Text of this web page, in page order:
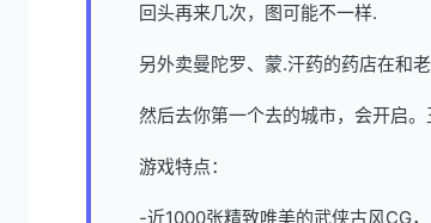
回头再来几次，图可能不一样.
另外卖曼陀罗、蒙.汗药的药店在和
然后去你第一个去的城市，会开启
游戏特点：
-近1000张精致唯美的武侠古风CG